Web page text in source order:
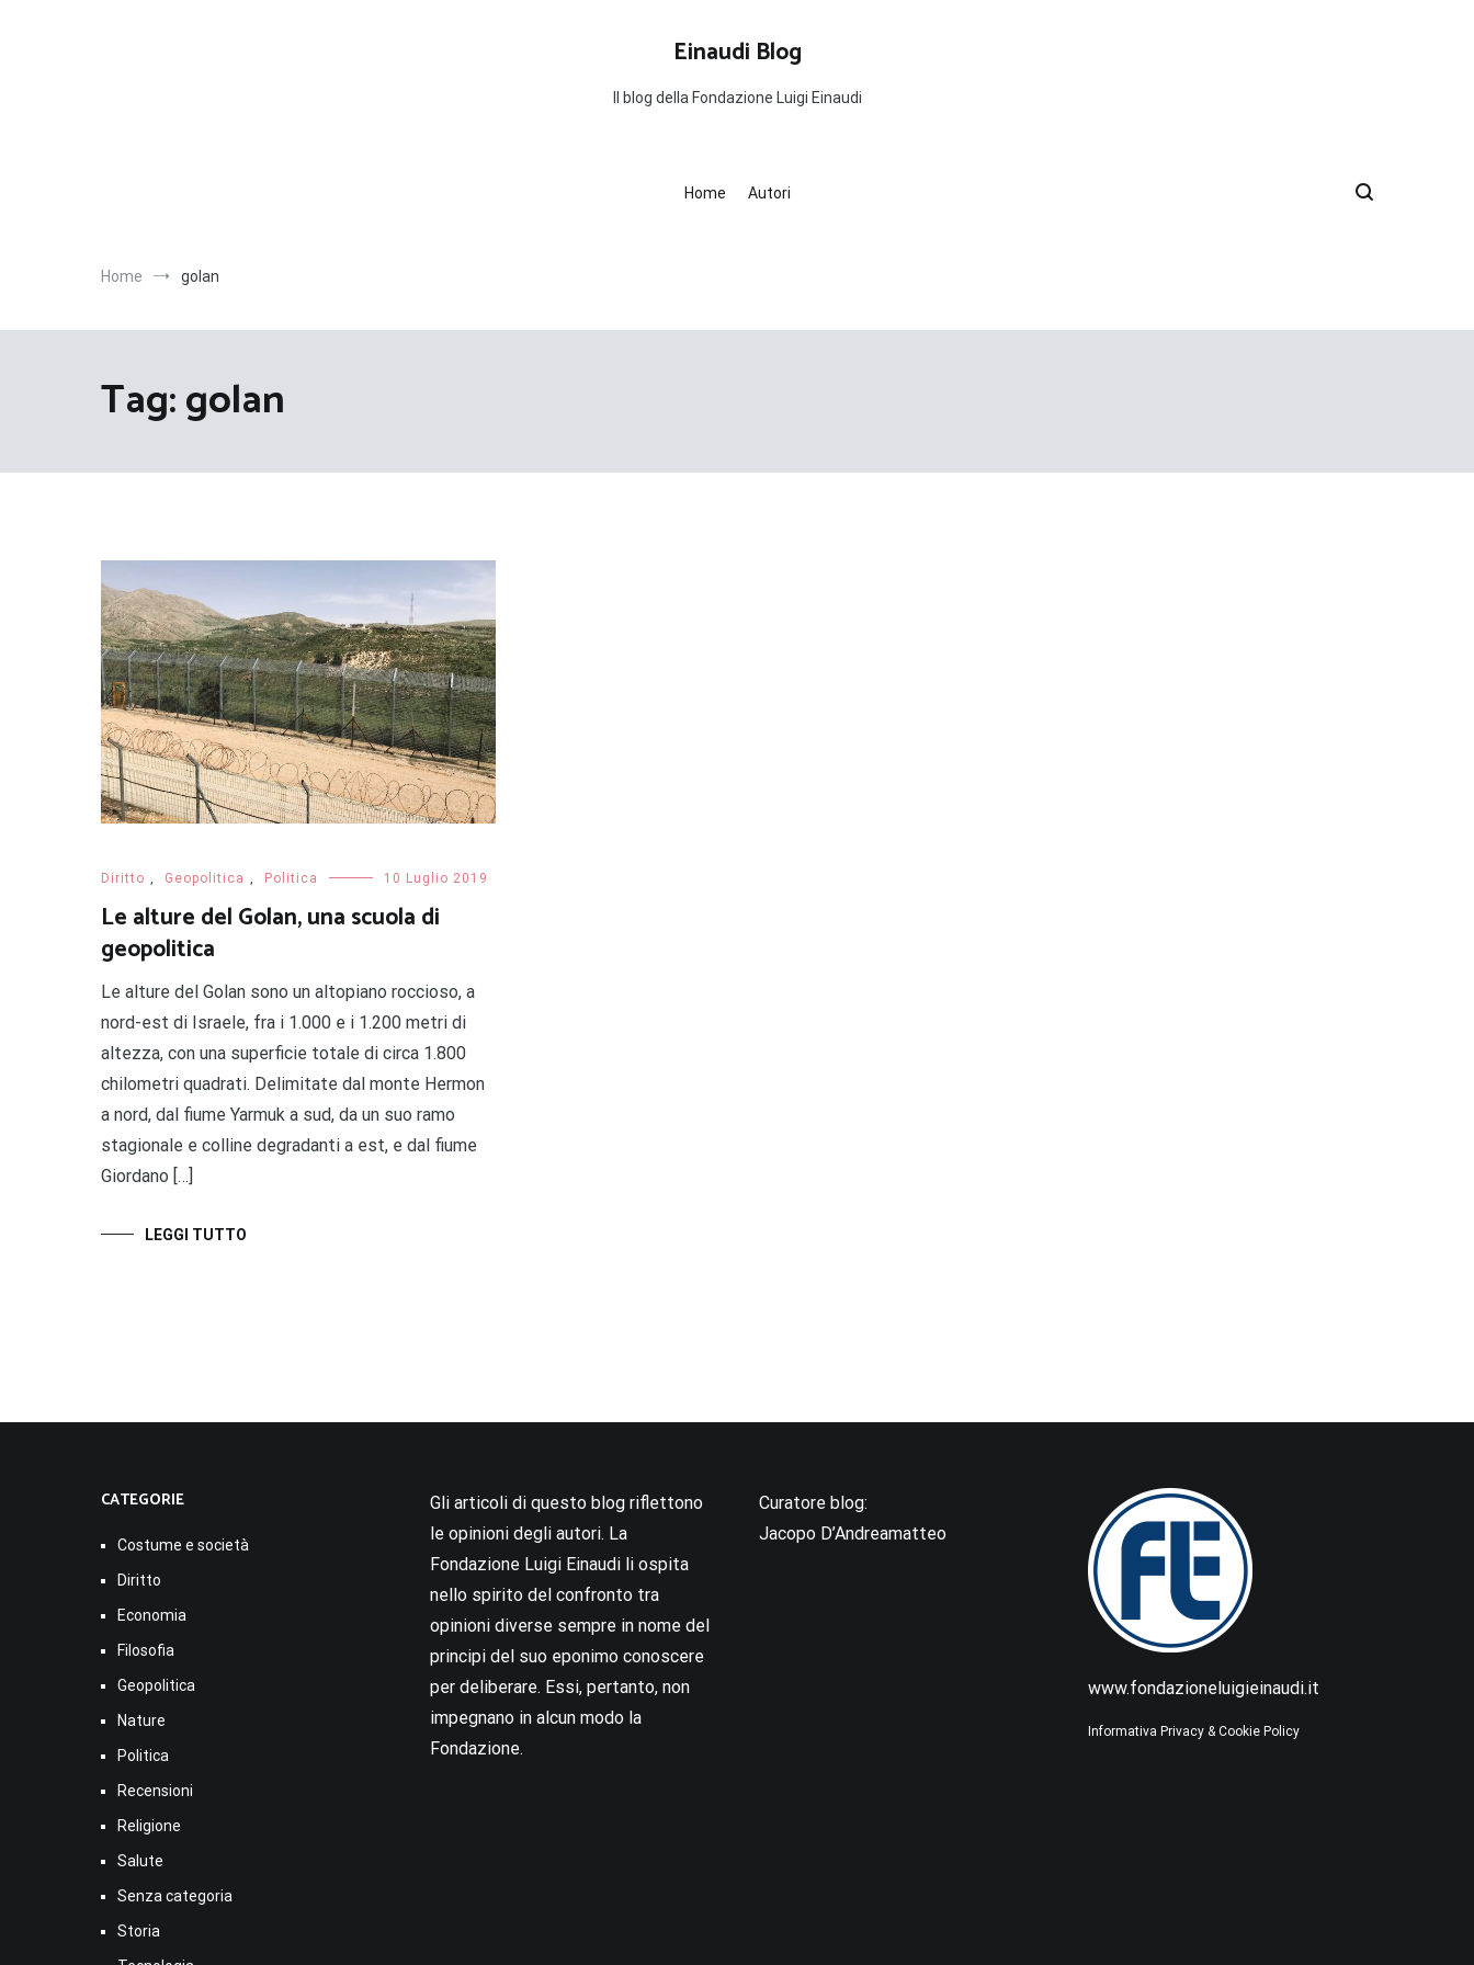
Einaudi Blog
Il blog della Fondazione Luigi Einaudi
Home Autori
Home golan
Tag:golan
Diritto , Geopolitica , Politica 10 Luglio 2019
Le alture del Golan, una scuola di
geopolitica
Le alture del Golan sono un altopiano roccioso, a
nord-est di Israele, fra i 1.000 e i 1.200 metri di
altezza, con una superficie totale di circa 1.800
chilometri quadrati. Delimitate dal monte Hermon
a nord, dal fiume Yarmuk a sud, da un suo ramo
stagionale e colline degradanti a est, e dal fiume
Giordano […]
LEGGI TUTTO
CATEGORIE
Costume e società
Diritto
Economia
Filosofia
Geopolitica
Nature
Politica
Recensioni
Religione
Salute
Senza categoria
Storia
Gli articoli di questo blog riflettono
le opinioni degli autori. La
Fondazione Luigi Einaudi li ospita
nello spirito del confronto tra
opinioni diverse sempre in nome del
principi del suo eponimo conoscere
per deliberare. Essi, pertanto, non
impegnano in alcun modo la
Fondazione.
Curatore blog:
Jacopo D’Andreamatteo
www.fondazioneluigieinaudi.it
Informativa Privacy & Cookie Policy